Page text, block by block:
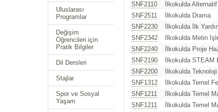
Uluslarası
Programlar
Değişim
Öğrencileri için
Pratik Bilgiler
Dil Dersleri
Stajlar
Spor ve Sosyal
Yaşam
SNF2110
İlkokulda
SNF2511
İlkokulda Drama
SNF2230
İlkokulda İlk
SNF2342
İlkokulda Metin
SNF2240
İlkokulda Proje
SNF2190
İlkokulda STEAM
SNF2200
İlkokulda
SNF1312
İlkokulda Temel
SNF1211
İlkokulda Temel
SNF1211
İlkokulda Temel